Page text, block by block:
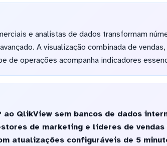
e analistas de dados transformam
A visualização combinada de
de operações acompanha indicadores
ao QlikView sem bancos de dados
de marketing e líderes de
atualizações configuráveis de 5